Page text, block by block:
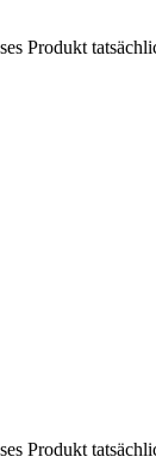
Produkt
Produkt